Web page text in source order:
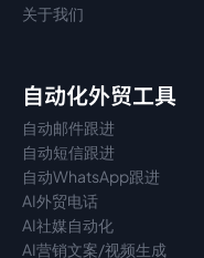
关于我们
自动化外贸工具
自动邮件跟进
自动短信跟进
自动WhatsApp跟进
AI外贸电话
AI社媒自动化
AI营销文案/视频生成